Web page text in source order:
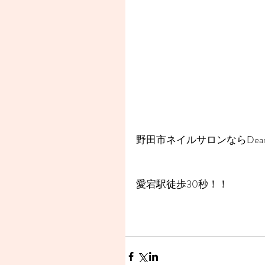
野田市ネイルサロンなら
愛宕駅徒歩30秒！！